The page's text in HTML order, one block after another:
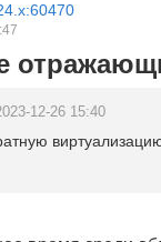
12-26 15:40